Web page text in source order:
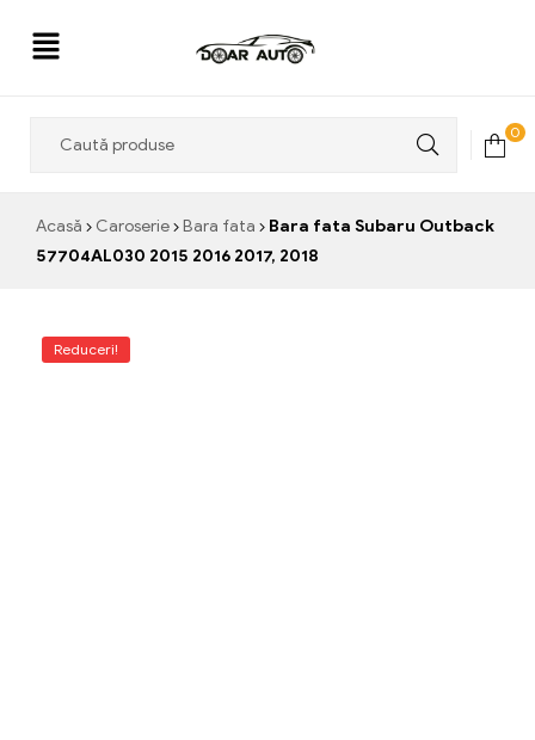
0
Acasă Caroserie Bara fata
Bara fata Subaru Outback
57704AL030 2015 2016 2017, 2018
Reduceri!